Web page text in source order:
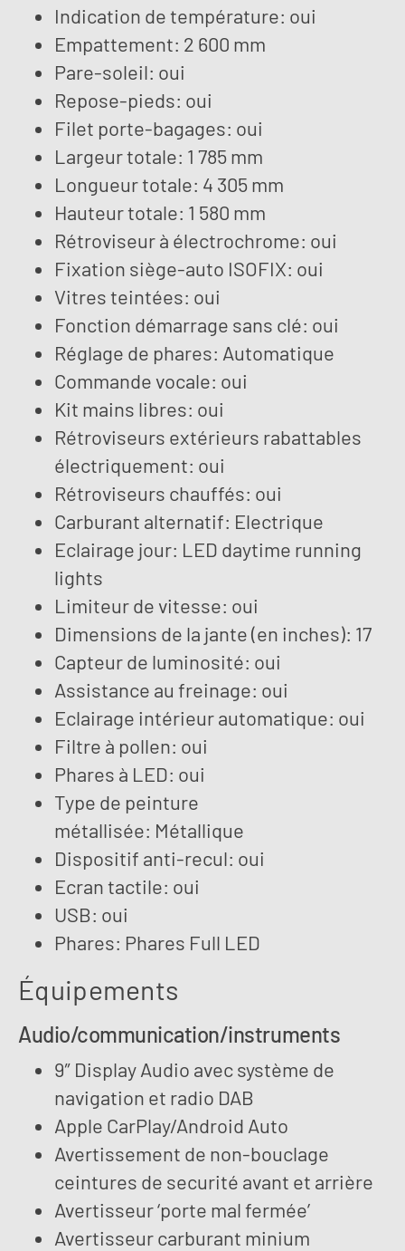
Indication de température: oui
Empattement: 2 600 mm
Pare-soleil: oui
Repose-pieds: oui
Filet porte-bagages: oui
Largeur totale: 1 785 mm
Longueur totale: 4 305 mm
Hauteur totale: 1 580 mm
Rétroviseur à électrochrome: oui
Fixation siège-auto ISOFIX: oui
Vitres teintées: oui
Fonction démarrage sans clé: oui
Réglage de phares: Automatique
Commande vocale: oui
Kit mains libres: oui
Rétroviseurs extérieurs rabattables
électriquement: oui
Rétroviseurs chauffés: oui
Carburant alternatif: Electrique
Eclairage jour: LED daytime running
lights
Limiteur de vitesse: oui
Dimensions de la jante (en inches): 17
Capteur de luminosité: oui
Assistance au freinage: oui
Eclairage intérieur automatique: oui
Filtre à pollen: oui
Phares à LED: oui
Type de peinture
métallisée: Métallique
Dispositif anti-recul: oui
Ecran tactile: oui
USB: oui
Phares: Phares Full LED
Équipements
Audio/communication/instruments
9″ Display Audio avec système de
navigation et radio DAB
Apple CarPlay/Android Auto
Avertissement de non-bouclage
ceintures de securité avant et arrière
Avertisseur ‘porte mal fermée’
Avertisseur carburant minium